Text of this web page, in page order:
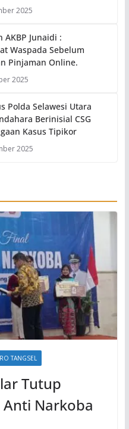
2025
AKBP Junaidi :
Waspada Sebelum
Pinjaman Online.
2025
Polda Selawesi Utara
Berinisial CSG
Kasus Tipikor
2025
TANGSEL
Tutup
Narkoba